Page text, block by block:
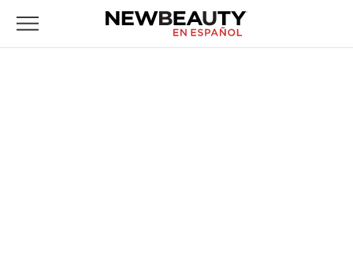
Primary
NewBeauty